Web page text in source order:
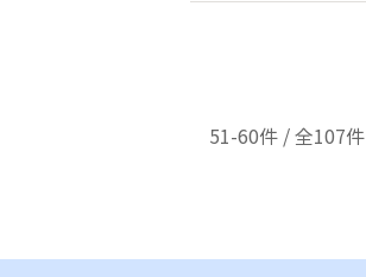
51-60件 / 全107件